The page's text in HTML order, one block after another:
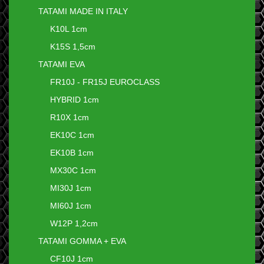
TATAMI MADE IN ITALY
K10L 1cm
K15S 1,5cm
TATAMI EVA
FR10J - FR15J EUROCLASS
HYBRID 1cm
R10X 1cm
EK10C 1cm
EK10B 1cm
MX30C 1cm
MI30J 1cm
MI60J 1cm
W12P 1,2cm
TATAMI GOMMA + EVA
CF10J 1cm